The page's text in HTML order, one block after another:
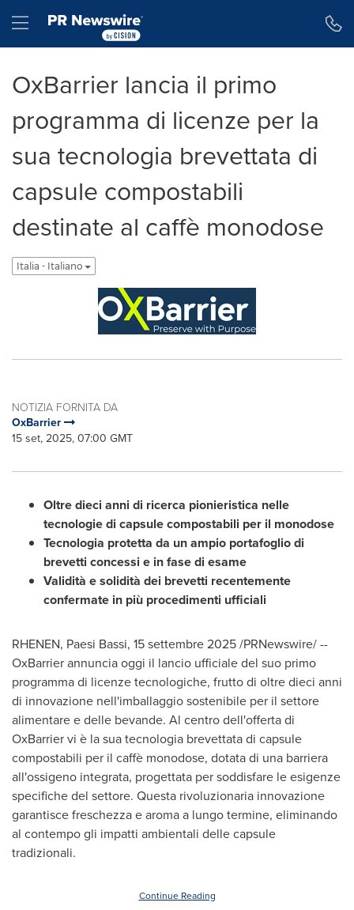
Hamburger menu
OxBarrier lancia il primo
programma di licenze per la
sua tecnologia brevettata di
capsule compostabili
destinate al caffè monodose
Italia - Italiano
NOTIZIA FORNITA DA
OxBarrier
15 set, 2025, 07:00 GMT
Oltre dieci anni di ricerca pionieristica nelle
tecnologie di capsule compostabili per il monodose
Tecnologia protetta da un ampio portafoglio di
brevetti concessi e in fase di esame
Validità e solidità dei brevetti recentemente
confermate in più procedimenti ufficiali
RHENEN, Paesi Bassi, 15 settembre 2025/PRNewswire/ --
OxBarrier annuncia oggi il lancio ufficiale del suo primo
programma di licenze tecnologiche, frutto di oltre dieci anni
di innovazione nell'imballaggio sostenibile per il settore
alimentare e delle bevande. Al centro dell'offerta di
OxBarrier vi è la sua tecnologia brevettata di capsule
compostabili per il caffè monodose, dotata di una barriera
all'ossigeno integrata, progettata per soddisfare le esigenze
specifiche del settore. Questa rivoluzionaria innovazione
garantisce freschezza e aroma a lungo termine, eliminando
al contempo gli impatti ambientali delle capsule
tradizionali.
Continue Reading